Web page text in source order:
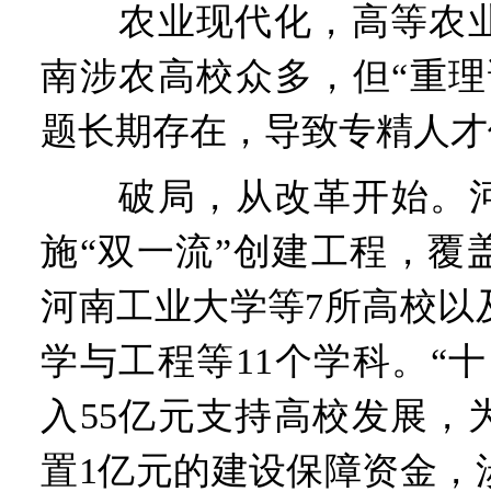
农业现代化，高等农
南涉农高校众多，但“重
题长期存在，导致专精人
破局，从改革开始。
施“双一流”创建工程，覆
河南工业大学等7所高校以
学与工程等11个学科。“
入55亿元支持高校发展，
置1亿元的建设保障资金，